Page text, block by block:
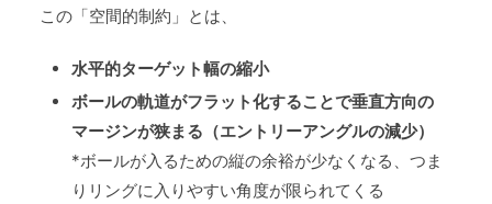
この「空間的制約」とは、
水平的ターゲット幅の縮小
ボールの軌道がフラット化することで垂直方向の
マージンが狭まる（エントリーアングルの減少）
*ボールが入るための縦の余裕が少なくなる、つま
りリングに入りやすい角度が限られてくる